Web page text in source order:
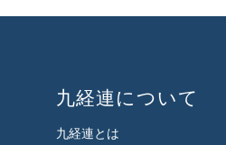
九経連について
九経連とは